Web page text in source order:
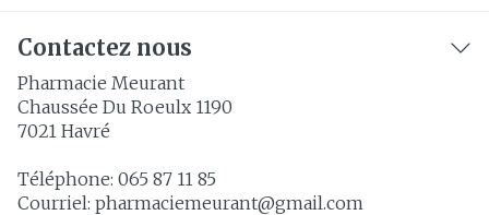
Contactez nous
Pharmacie Meurant
Chaussée Du Roeulx 1190
7021 Havré
Téléphone: 065 87 11 85
Courriel: pharmaciemeurant@gmail.com